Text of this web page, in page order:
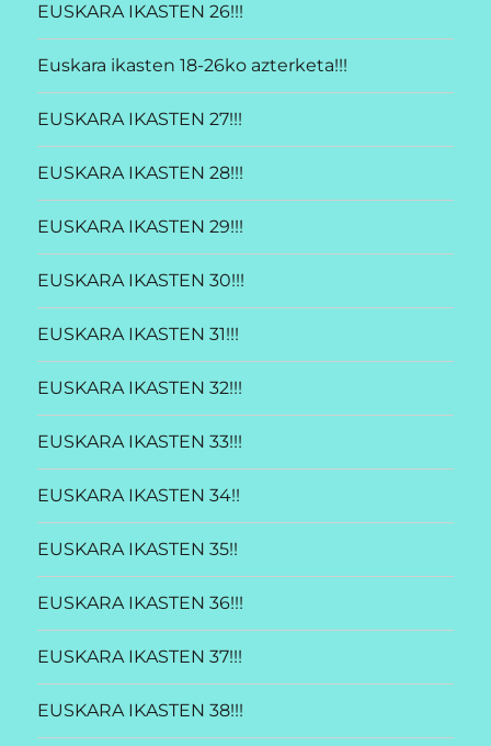
EUSKARA IKASTEN 26!!!
Euskara ikasten 18-26ko azterketa!!!
EUSKARA IKASTEN 27!!!
EUSKARA IKASTEN 28!!!
EUSKARA IKASTEN 29!!!
EUSKARA IKASTEN 30!!!
EUSKARA IKASTEN 31!!!
EUSKARA IKASTEN 32!!!
EUSKARA IKASTEN 33!!!
EUSKARA IKASTEN 34!!
EUSKARA IKASTEN 35!!
EUSKARA IKASTEN 36!!!
EUSKARA IKASTEN 37!!!
EUSKARA IKASTEN 38!!!